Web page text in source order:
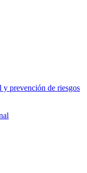
y prevención de riesgos